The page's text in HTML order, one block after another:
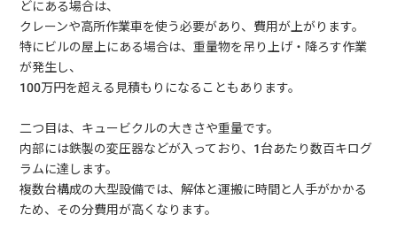
どにある場合は、
クレーンや高所作業車を使う必要があり、費用が上がります。
特にビルの屋上にある場合は、重量物を吊り上げ・降ろす作業
が発生し、
100万円を超える見積もりになることもあります。
二つ目は、キュービクルの大きさや重量です。
内部には鉄製の変圧器などが入っており、1台あたり数百キログ
ラムに達します。
複数台構成の大型設備では、解体と運搬に時間と人手がかかる
ため、その分費用が高くなります。